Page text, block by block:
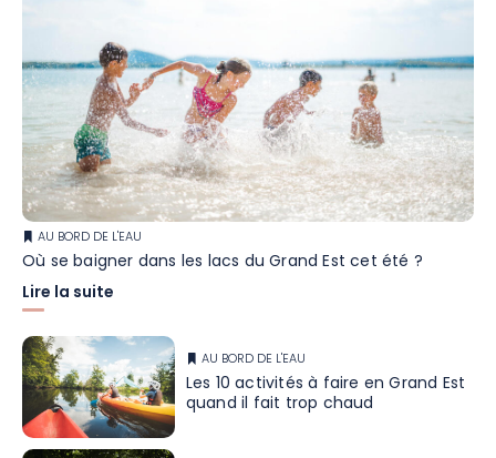
AU BORD DE L'EAU
Où se baigner dans les lacs du Grand Est cet été ?
Lire la suite
AU BORD DE L'EAU
Les 10 activités à faire en Grand Est
quand il fait trop chaud